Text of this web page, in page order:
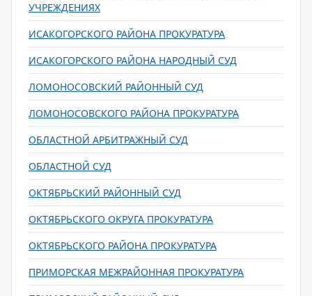
УЧРЕЖДЕНИЯХ
ИСАКОГОРСКОГО РАЙОНА ПРОКУРАТУРА
ИСАКОГОРСКОГО РАЙОНА НАРОДНЫЙ СУД
ЛОМОНОСОВСКИЙ РАЙОННЫЙ СУД
ЛОМОНОСОВСКОГО РАЙОНА ПРОКУРАТУРА
ОБЛАСТНОЙ АРБИТРАЖНЫЙ СУД
ОБЛАСТНОЙ СУД
ОКТЯБРЬСКИЙ РАЙОННЫЙ СУД
ОКТЯБРЬСКОГО ОКРУГА ПРОКУРАТУРА
ОКТЯБРЬСКОГО РАЙОНА ПРОКУРАТУРА
ПРИМОРСКАЯ МЕЖРАЙОННАЯ ПРОКУРАТУРА